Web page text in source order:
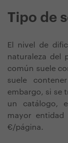
Tipo de
El nivel de
naturaleza del
común suele
suele
embargo, si se
un catálogo,
mayor
€/página.